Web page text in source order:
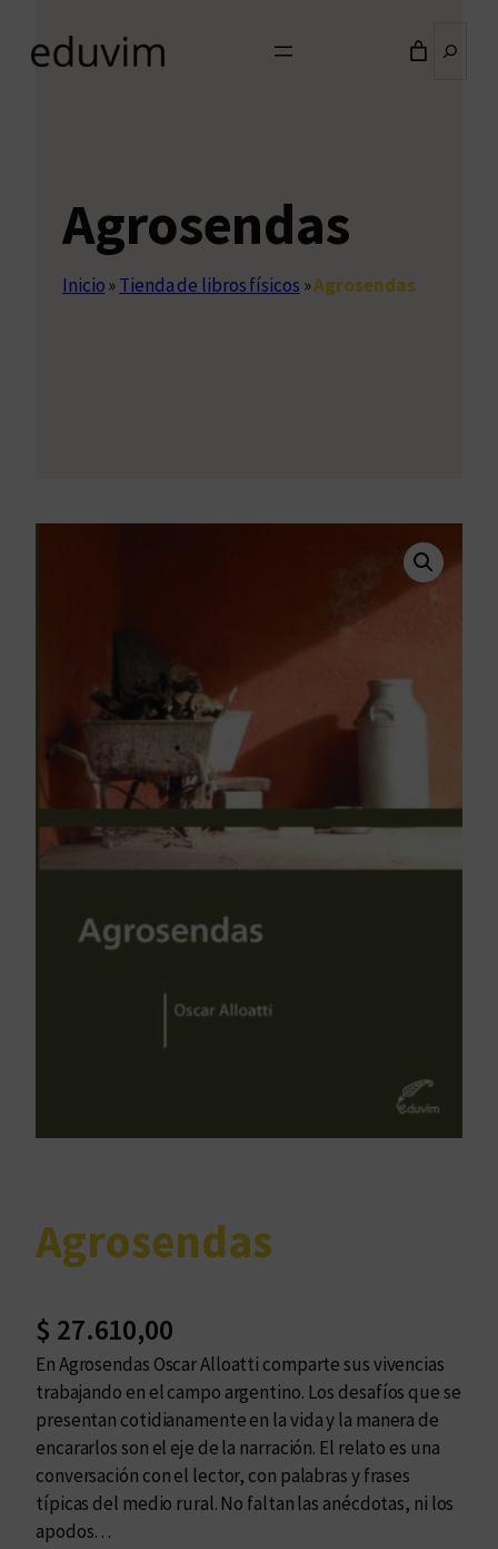
Agrosendas
Inicio»Tienda de libros físicos »Agrosendas
Agrosendas
$ 27.610,00
En Agrosendas Oscar Alloatti comparte sus vivencias
trabajando en el campo argentino. Los desafíos que se
presentan cotidianamente en la vida y la manera de
encararlos son el eje de la narración. El relato es una
conversación con el lector, con palabras y frases
típicas del medio rural. No faltan las anécdotas, ni los
apodos…